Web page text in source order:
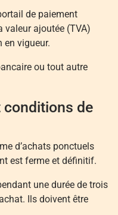
de paiement
valeur ajoutée (TVA)
en vigueur.
ou tout autre
conditions de
d’achats ponctuels
est ferme et définitif.
une durée de trois
Ils doivent être